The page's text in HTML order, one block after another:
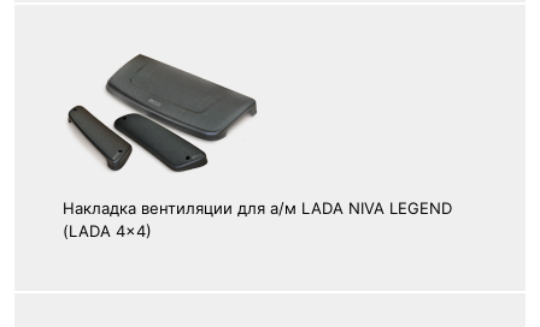
Накладка вентиляции для а/м LADA NIVA LEGEND
(LADA 4x4)